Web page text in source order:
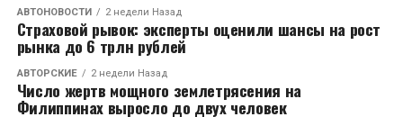
АВТОНОВОСТИ 2 недели Назад
Страховой рывок: эксперты оценили шансы на рост
рынка до 6 трлн рублей
АВТОРСКИЕ 2 недели Назад
Число жертв мощного землетрясения на
Филиппинах выросло до двух человек